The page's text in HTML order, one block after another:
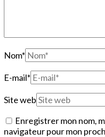
Nom*
E-mail*
Site web
Enregistrer mon nom,
navigateur pour mon